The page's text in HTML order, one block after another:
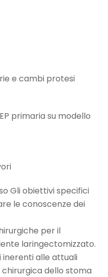
e cambi protesi
primaria su modello
Gli obiettivi specifici
le conoscenze dei
per il
laringectomizzato.
alle attuali
dello stoma